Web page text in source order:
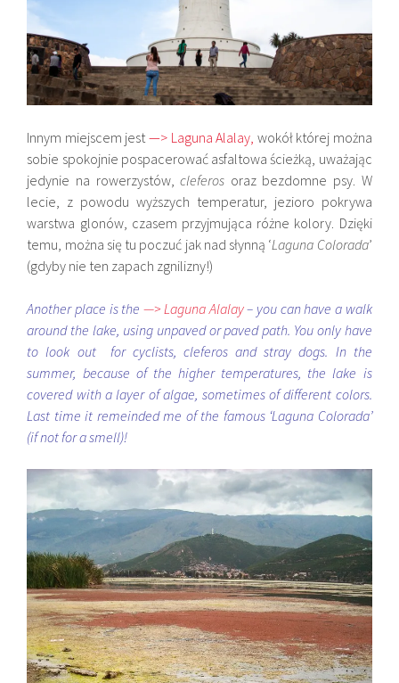
Innym miejscem jest—> Laguna Alalay, wokół której można
sobie spokojnie pospacerować asfaltowa ścieżką, uważając
jedynie na rowerzystów,cleferos oraz bezdomne psy. W
lecie, z powodu wyższych temperatur, jezioro pokrywa
warstwa glonów, czasem przyjmująca różne kolory. Dzięki
temu, można się tu poczuć jak nad słynną ‘Laguna Colorada’
(gdyby nie ten zapach zgnilizny!)
Another place is the—> Laguna Alalay– you can have a walk
around the lake, using unpaved or paved path. You only have
to look out for cyclists, cleferos and stray dogs. In the
summer, because of the higher temperatures, the lake is
covered with a layer of algae, sometimes of different colors.
Last time it remeinded me of the famous ‘Laguna Colorada’
(if not for a smell)!